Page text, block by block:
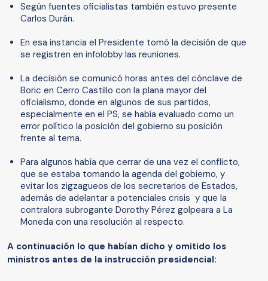
Según fuentes oficialistas también estuvo presente
Carlos Durán.
En esa instancia el Presidente tomó la decisión de que
se registren en infolobby las reuniones.
La decisión se comunicó horas antes del cónclave de
Boric en Cerro Castillo con la plana mayor del
oficialismo, donde en algunos de sus partidos,
especialmente en el PS, se había evaluado como un
error político la posición del gobierno su posición
frente al tema.
Para algunos había que cerrar de una vez el conflicto,
que se estaba tomando la agenda del gobierno, y
evitar los zigzagueos de los secretarios de Estados,
además de adelantar a potenciales crisis y que la
contralora subrogante Dorothy Pérez golpeara a La
Moneda con una resolución al respecto.
A continuación lo que habían dicho y omitido los
ministros antes de la instrucción presidencial: